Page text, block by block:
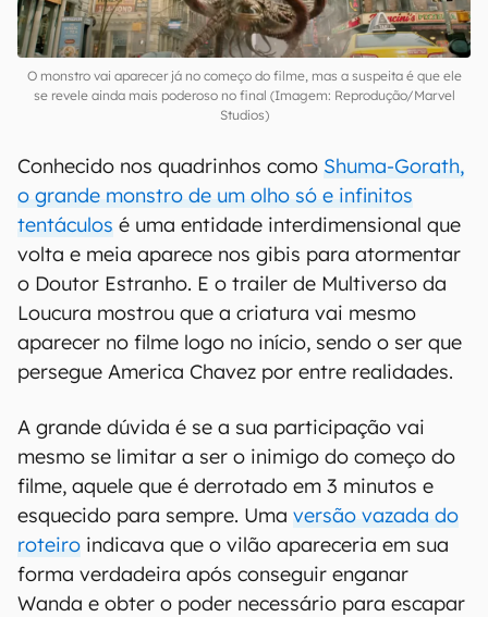
O monstro vai aparecer já no começo do filme, mas a suspeita é que ele
se revele ainda mais poderoso no final (Imagem: Reprodução/Marvel
Studios)
Conhecido nos quadrinhos como Shuma-Gorath,
o grande monstro de um olho só e infinitos
tentáculos é uma entidade interdimensional que
volta e meia aparece nos gibis para atormentar
o Doutor Estranho. E o trailer de Multiverso da
Loucura mostrou que a criatura vai mesmo
aparecer no filme logo no início, sendo o ser que
persegue America Chavez por entre realidades.
A grande dúvida é se a sua participação vai
mesmo se limitar a ser o inimigo do começo do
filme, aquele que é derrotado em 3 minutos e
esquecido para sempre. Uma versão vazada do
roteiro indicava que o vilão apareceria em sua
forma verdadeira após conseguir enganar
Wanda e obter o poder necessário para escapar